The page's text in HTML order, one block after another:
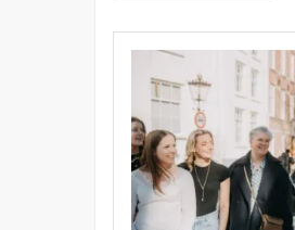
Bekijk
binnenstad
wandeling